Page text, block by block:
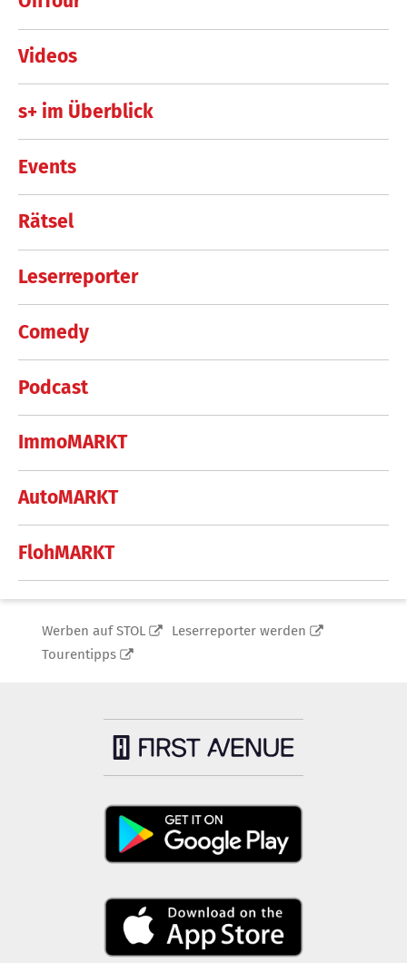
Videos
s+ im Überblick
Events
Rätsel
Leserreporter
Comedy
Podcast
ImmoMARKT
AutoMARKT
FlohMARKT
Werben auf STOL
Leserreporter werden
Tourentipps